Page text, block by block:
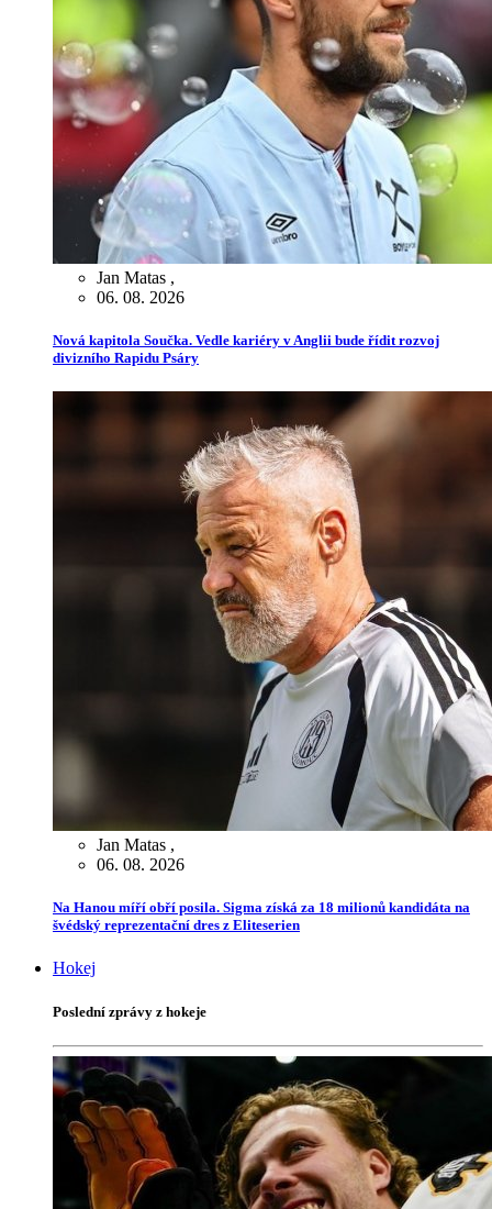
Jan Matas ,
06. 08. 2026
Nová kapitola Součka. Vedle kariéry v Anglii bude řídit rozvoj
divizního Rapidu Psáry
Jan Matas ,
06. 08. 2026
Na Hanou míří obří posila. Sigma získá za 18 milionů kandidáta na
švédský reprezentační dres z Eliteserien
Hokej
Poslední zprávy z hokeje